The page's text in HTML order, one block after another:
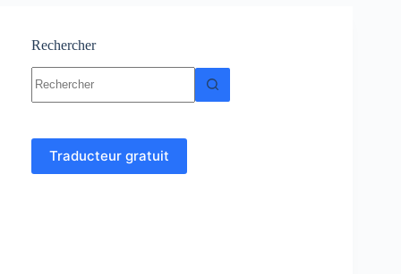
Examens
Rechercher
résultat
Traducteur gratuit